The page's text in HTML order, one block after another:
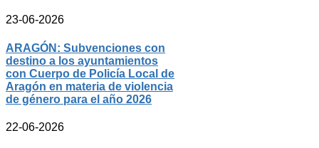
23-06-2026
ARAGÓN: Subvenciones con
destino a los ayuntamientos
con Cuerpo de Policía Local de
Aragón en materia de violencia
de género para el año 2026
22-06-2026